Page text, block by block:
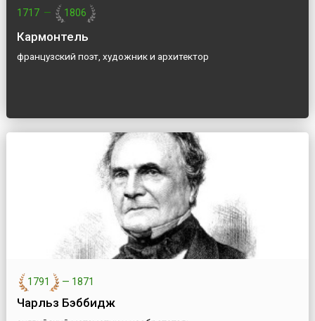
1717 — 1806
Кармонтель
французский поэт, художник и архитектор
1791 — 1871
Чарльз Бэббидж